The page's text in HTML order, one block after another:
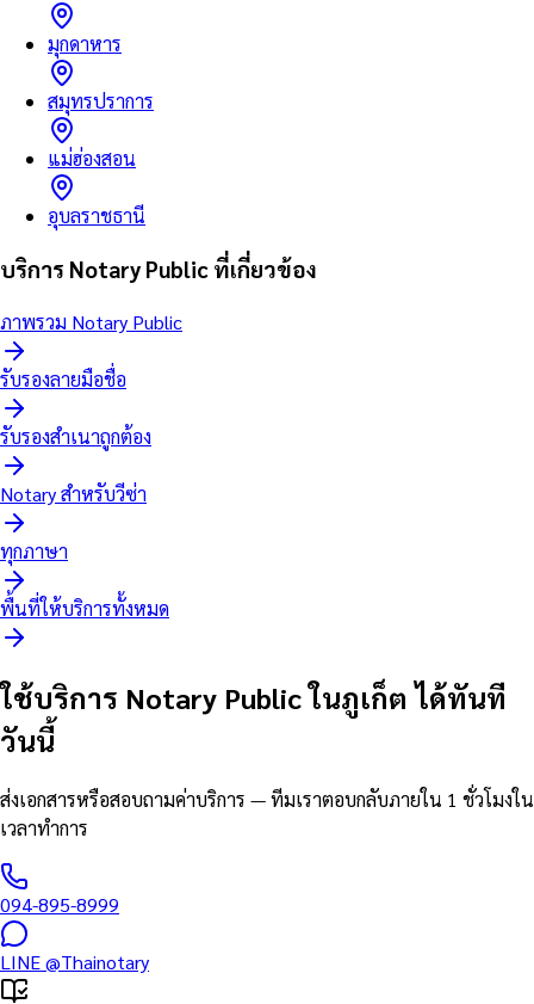
มุกดาหาร
สมุทรปราการ
แม่ฮ่องสอน
อุบลราชธานี
บริการ Notary Public ที่เกี่ยวข้อง
ภาพรวม Notary Public
รับรองลายมือชื่อ
รับรองสำเนาถูกต้อง
Notary สำหรับวีซ่า
ทุกภาษา
พื้นที่ให้บริการทั้งหมด
ใช้บริการ Notary Public ในภูเก็ต ได้ทันที
วันนี้
ส่งเอกสารหรือสอบถามค่าบริการ — ทีมเราตอบกลับภายใน 1 ชั่วโมงใน
เวลาทำการ
094-895-8999
LINE@Thainotary